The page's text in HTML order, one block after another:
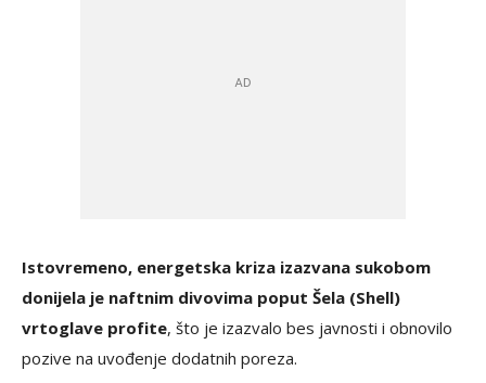
Istovremeno, energetska kriza izazvana sukobom
donijela je naftnim divovima poput Šela (Shell)
vrtoglave profite, što je izazvalo bes javnosti i obnovilo
pozive na uvođenje dodatnih poreza.